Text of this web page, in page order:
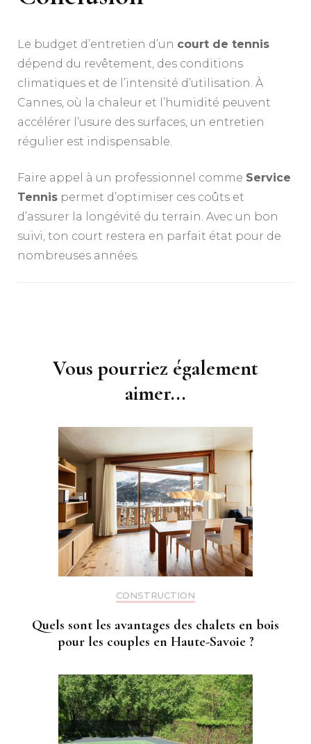
Le budget d’entretien d’un court de tennis
dépend du revêtement, des conditions
climatiques et de l’intensité d’utilisation. À
Cannes, où la chaleur et l’humidité peuvent
accélérer l’usure des surfaces, un entretien
régulier est indispensable.
Faire appel à un professionnel comme Service
Tennis permet d’optimiser ces coûts et
d’assurer la longévité du terrain. Avec un bon
suivi, ton court restera en parfait état pour de
nombreuses années.
Vous pourriez également
aimer...
CONSTRUCTION
Quels sont les avantages des chalets en bois
pour les couples en Haute-Savoie ?